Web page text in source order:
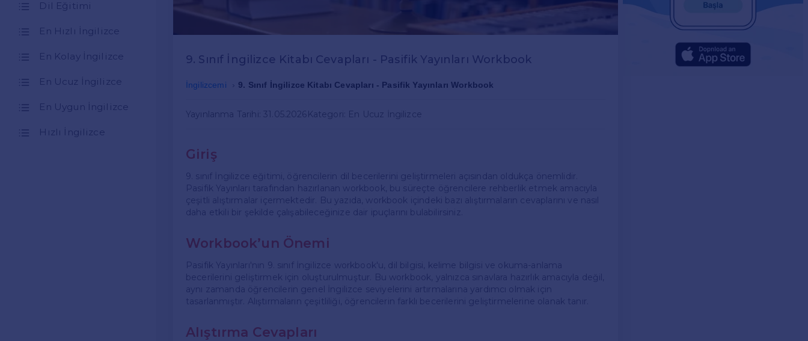
Dil Eğitimi
En Hızlı İngilizce
En Kolay İngilizce
En Ucuz İngilizce
En Uygun İngilizce
Hızlı İngilizce
9. Sınıf İngilizce Kitabı Cevapları - Pasifik Yayınları Workbook
İngilizcemi 9. Sınıf İngilizce Kitabı Cevapları - Pasifik Yayınları Workbook
Yayınlanma Tarihi: 31.05.2026 Kategori: En Ucuz İngilizce
Giriş
9. sınıf İngilizce eğitimi, öğrencilerin dil becerilerini geliştirmeleri açısından oldukça önemlidir.
Pasifik Yayınları tarafından hazırlanan workbook, bu süreçte öğrencilere rehberlik etmek amacıyla
çeşitli alıştırmalar içermektedir. Bu yazıda, workbook içindeki bazı alıştırmaların cevaplarını ve nasıl
daha etkili bir şekilde çalışabileceğinize dair ipuçlarını bulabilirsiniz.
Workbook’un Önemi
Pasifik Yayınları'nın 9. sınıf İngilizce workbook'u, dil bilgisi, kelime bilgisi ve okuma-anlama
becerilerini geliştirmek için oluşturulmuştur. Bu workbook, yalnızca sınavlara hazırlık amacıyla değil,
aynı zamanda öğrencilerin genel İngilizce seviyelerini artırmalarına yardımcı olmak için
tasarlanmıştır. Alıştırmaların çeşitliliği, öğrencilerin farklı becerilerini geliştirmelerine olanak tanır.
Alıştırma Cevapları